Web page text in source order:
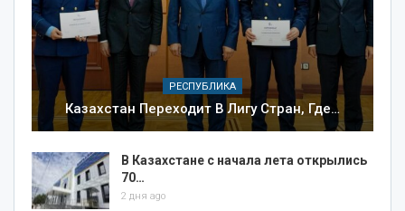
РЕСПУБЛИКА
Казахстан Переходит В Лигу Стран, Где…
В Казахстане с начала лета открылись
70…
2 дня ago